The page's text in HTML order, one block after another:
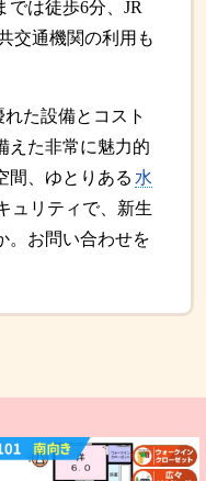
では徒歩6分、JR
交通機関の利用も
た設備とコスト
えた非常に魅力的
間、ゆとりある 水
ュリティで、新生
。お問い合わせを